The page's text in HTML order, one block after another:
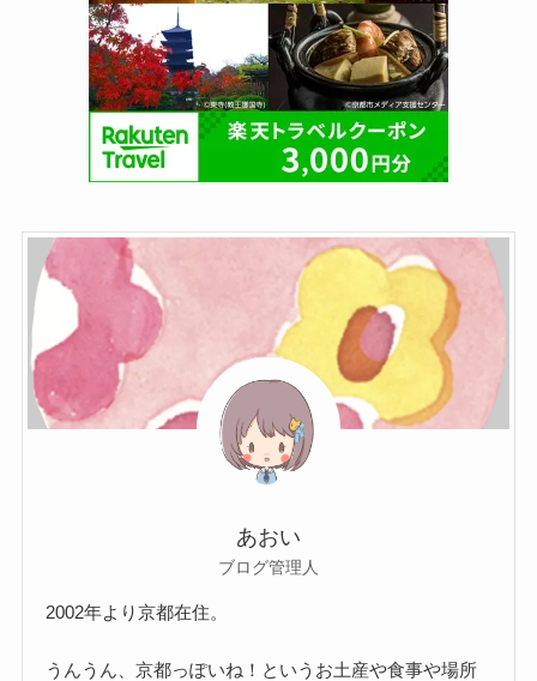
あおい
ブログ管理人
2002年より京都在住。
うんうん、京都っぽいね！というお土産や食事や場所